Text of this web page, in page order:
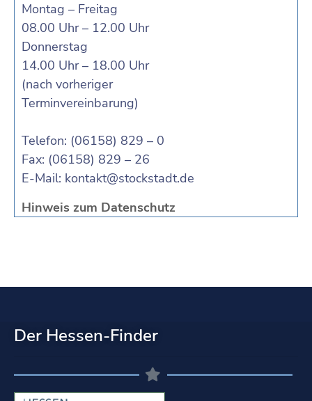
Montag – Freitag
08.00 Uhr – 12.00 Uhr
Donnerstag
14.00 Uhr – 18.00 Uhr
(nach vorheriger
Terminvereinbarung)
Telefon: (06158) 829 – 0
Fax: (06158) 829 – 26
E-Mail: kontakt@stockstadt.de
Hinweis zum Datenschutz
Der Hessen-Finder